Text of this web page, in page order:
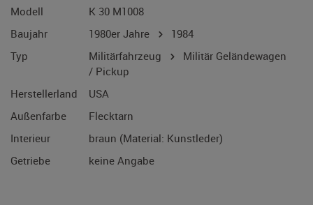
Modell
K 30 M1008
Baujahr
1980er Jahre
1984
Typ
Militärfahrzeug
Militär Geländewagen
/ Pickup
Herstellerland
USA
Außenfarbe
Flecktarn
Interieur
braun (Material: Kunstleder)
Getriebe
keine Angabe